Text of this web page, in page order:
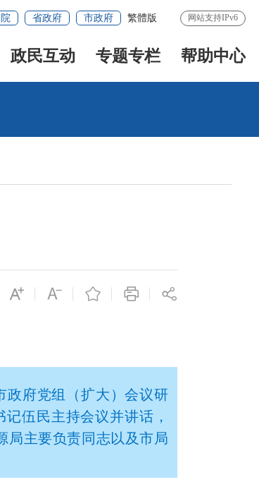
省政府 市政府 繁體版 网站支持IPv6
政民互动 专题专栏 帮助中心
政府党组（扩大）会议研
伍民主持会议并讲话，
局主要负责同志以及市局